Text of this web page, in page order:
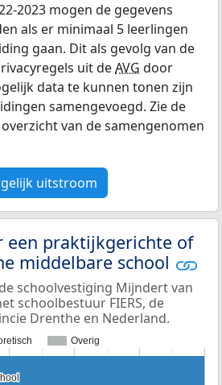
2023 mogen de gegevens
als er minimaal 5 leerlingen
gaan. Dit als gevolg van de
uit deAVG door
data te kunnen tonen zijn
samengevoegd. Zie de
van de samengenomen
uitstroom
een praktijkgerichte of
middelbare school
schoolvestiging Mijndert van
schoolbestuur FIERS, de
Drenthe en Nederland.
Overig